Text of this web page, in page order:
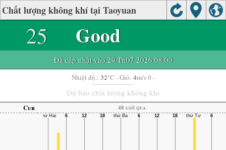
Chất lượng không khí tại Taoyuan
25 Good
Đã cập nhật vào 29 Th07 2026 08:00
Nhiệt độ.: 32°C - Gió: 4m/s 0 -
Dự báo chất lượng không khí
Cur 48 giờ qua